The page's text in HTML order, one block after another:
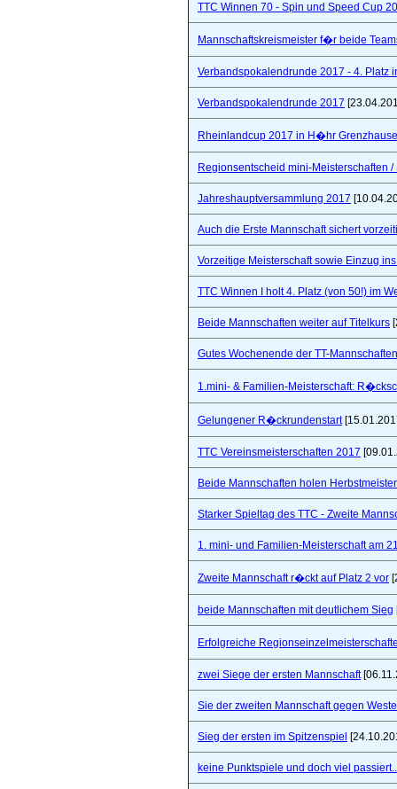
TTC Winnen 70 - Spin und Speed Cup
Mannschaftskreismeister f�r beide
Verbandspokalendrunde 2017 - 4. Platz
Verbandspokalendrunde 2017
Rheinlandcup 2017 in H�hr
Regionsentscheid mini-Meisterschaften
Jahreshauptversammlung 2017
Auch die Erste Mannschaft sichert
Vorzeitige Meisterschaft sowie Einzug
TTC Winnen I holt 4. Platz (von 50!) im
Beide Mannschaften weiter auf Titelkurs
Gutes Wochenende der TT-
1.mini- & Familien-Meisterschaft:
Gelungener R�ckrundenstart
TTC Vereinsmeisterschaften 2017
Beide Mannschaften holen
Starker Spieltag des TTC - Zweite
1. mini- und Familien-Meisterschaft am
Zweite Mannschaft r�ckt auf Platz 2 vor
beide Mannschaften mit deutlichem Sieg
Erfolgreiche
zwei Siege der ersten Mannschaft
Sie der zweiten Mannschaft gegen
Sieg der ersten im Spitzenspiel
keine Punktspiele und doch viel